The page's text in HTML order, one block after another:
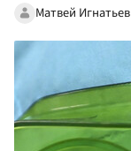
Матвей Игнатьев